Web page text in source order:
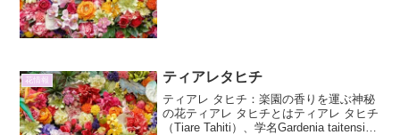
花情報 ティアレタヒチ
ティアレ タヒチ：楽園の香りを運ぶ神秘
の花ティアレ タヒチとはティアレ タヒチ
（Tiare Tahiti）、学名Gardenia taitensis